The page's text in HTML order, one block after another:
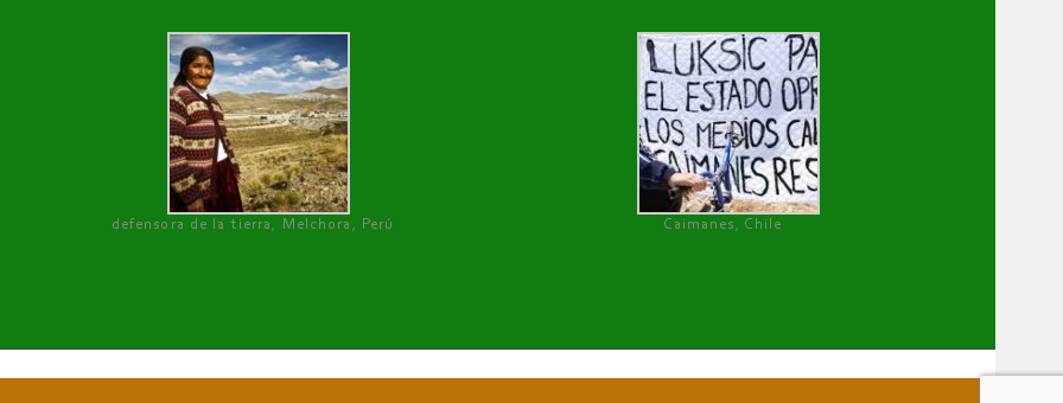
defensora de la tierra, Melchora, Perú Caimanes, Chile